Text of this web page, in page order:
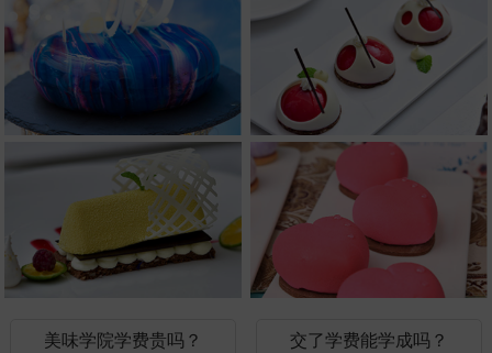
美味学院学费贵吗？ 交了学费能学成吗？